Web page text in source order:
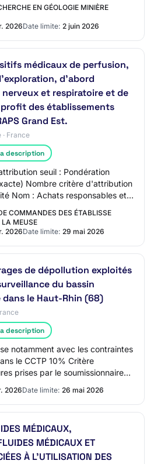
EN GÉOLOGIE MINIÈRE
2026Date limite: 2 juin 2026
médicaux de perfusion,
d'abord
et respiratoire et de
des établissements
Grand Est.
· France
description
seuil : Pondération
Nombre critère d'attribution
Nom : Achats responsables et
COMMANDES DES ÉTABLISSE
LA MEUSE
2026Date limite: 29 mai 2026
de dépollution exploités
du bassin
le Haut-Rhin (68)
description
notamment avec les contraintes
le CCTP 10% Critère
prises par le soumissionnaire
2026Date limite: 26 mai 2026
MÉDICAUX,
MÉDICAUX ET
À L'UTILISATION DES